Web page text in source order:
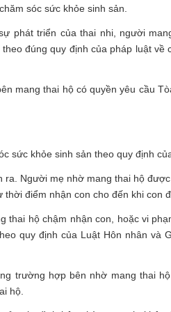
sóc sức khỏe sinh sản.
phát triển của thai nhi, người
đúng quy định của pháp luật về
mang thai hộ có quyền yêu cầu
sức khỏe sinh sản theo quy định
Người mẹ nhờ mang thai hộ
điểm nhận con cho đến khi con
hộ chậm nhận con, hoặc vi
quy định của Luật Hôn nhân và
trường hợp bên nhờ mang thai
hộ.